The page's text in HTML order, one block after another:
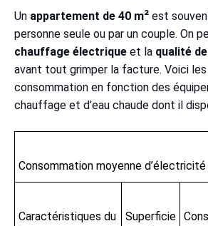
Un appartement de 40 m² est
personne seule ou par un couple. On
chauffage électrique et la qualité
avant tout grimper la facture. Voici les
consommation en fonction des
chauffage et d’eau chaude dont il
Consommation moyenne
Caractéristiques du
Superficie